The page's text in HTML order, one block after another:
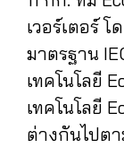
เวอร์เตอร์
มาตรฐาน
เทคโนโลยี
เทคโนโลยี
ต่างกันไปต